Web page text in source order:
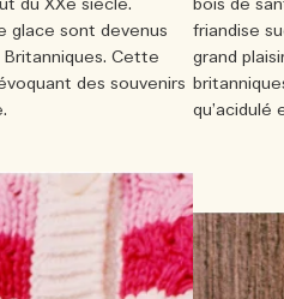
du XXe siècle.
glace sont devenus
Cette
des souvenirs
bois de
friandise
grand